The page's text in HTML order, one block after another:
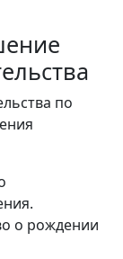
по
о рождении